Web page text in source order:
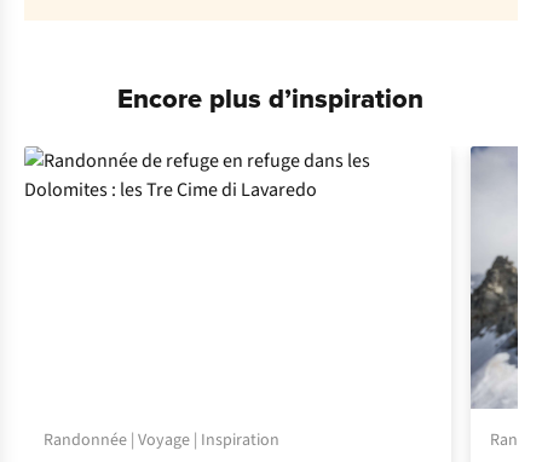
Encore plus d’inspiration
Randonnée | Voyage | Inspiration